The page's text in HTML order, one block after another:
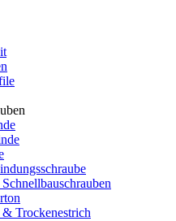
Trockenestrich